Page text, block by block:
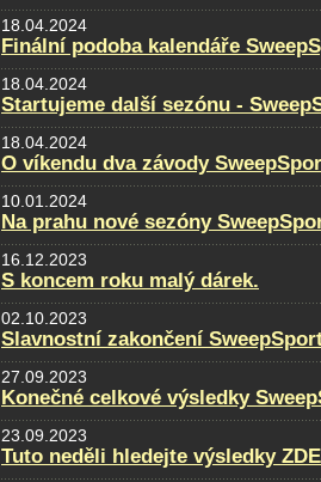
18.04.2024
Finální podoba kalendáře
18.04.2024
Startujeme další sezónu -
18.04.2024
O víkendu dva závody
10.01.2024
Na prahu nové sezóny
16.12.2023
S koncem roku malý dárek.
02.10.2023
Slavnostní zakončení
27.09.2023
Konečné celkové výsledky
23.09.2023
Tuto neděli hledejte výsledky